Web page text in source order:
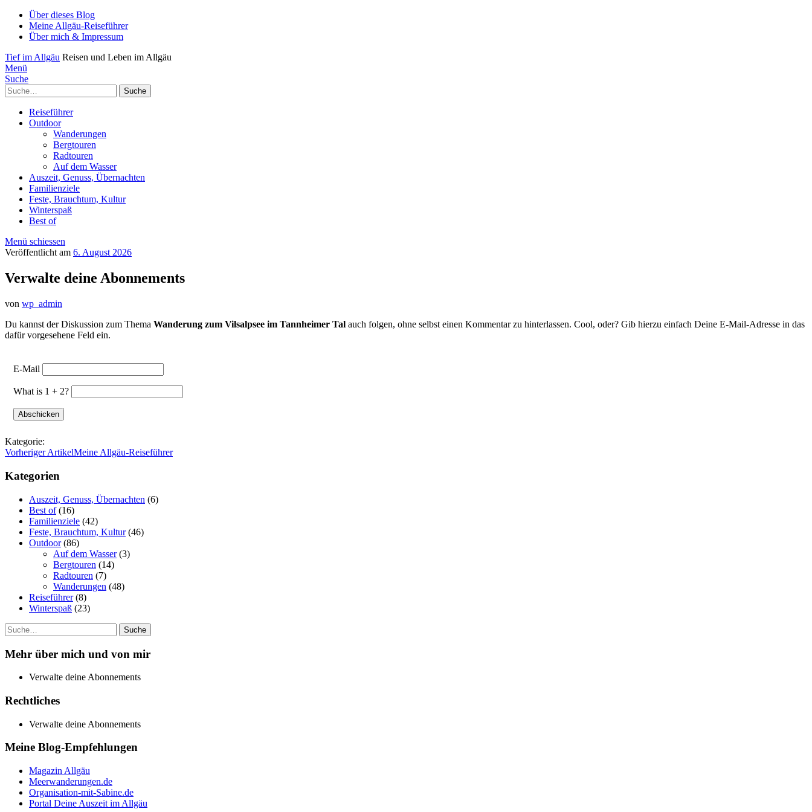
Über dieses Blog
Meine Allgäu-Reiseführer
Über mich & Impressum
Tief im Allgäu Reisen und Leben im Allgäu
Menü
Suche
Suche
Reiseführer
Outdoor
Wanderungen
Bergtouren
Radtouren
Auf dem Wasser
Auszeit, Genuss, Übernachten
Familienziele
Feste, Brauchtum, Kultur
Winterspaß
Best of
Menü schiessen
Veröffentlicht am 6. August 2026
Verwalte deine Abonnements
von wp_admin
Du kannst der Diskussion zum Thema Wanderung zum Vilsalpsee im Tannheimer Tal auch folgen, ohne selbst einen Kommentar zu hinterlassen. Cool, oder? Gib hierzu einfach Deine E-Mail-Adresse in das
dafür vorgesehene Feld ein.
E-Mail
What is 1 + 2?
Kategorie:
Vorheriger ArtikelMeine Allgäu-Reiseführer
Kategorien
Auszeit, Genuss, Übernachten (6)
Best of(16)
Familienziele (42)
Feste, Brauchtum, Kultur(46)
Outdoor(86)
Auf dem Wasser(3)
Bergtouren (14)
Radtouren (7)
Wanderungen (48)
Reiseführer(8)
Winterspaß (23)
Suche
Mehr über mich und von mir
Verwalte deine Abonnements
Rechtliches
Verwalte deine Abonnements
Meine Blog-Empfehlungen
Magazin Allgäu
Meerwanderungen.de
Organisation-mit-Sabine.de
Portal Deine Auszeit im Allgäu